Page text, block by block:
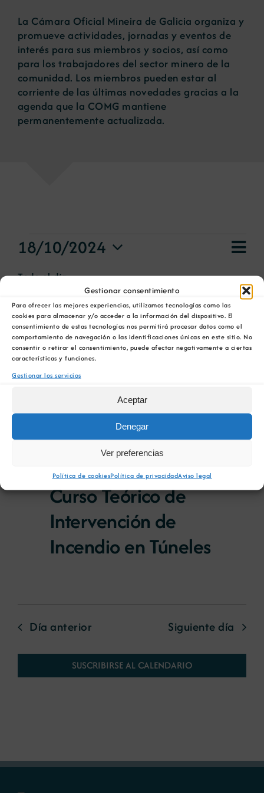
Gestionar consentimiento
Para ofrecer las mejores experiencias, utilizamos tecnologías como las
cookies para almacenar y/o acceder a la información del dispositivo. El
consentimiento de estas tecnologías nos permitirá procesar datos como el
comportamiento de navegación o las identificaciones únicas en este sitio. No
consentir o retirar el consentimiento, puede afectar negativamente a ciertas
características y funciones.
Gestionar los servicios
Aceptar
Denegar
Ver preferencias
Política de cookiesPolítica de privacidadAviso legal
Noticias
Portal de empleo
Contacto
La Cámara Oficial Mineira de Galicia organiza y
promueve actividades, jornadas y eventos de
interés para sus miembros y socios, así como
para los trabajadores del sector minero de la
comunidad. Los miembros pueden estar al
corriente de las últimas novedades gracias a la
agenda que la COMG mantiene
permanentemente actualizada.
Eventos
en
18
de
octubre
00:00
de
Día
18/10/2024
Selecciona
fecha.
Todo el día
Curso Teórico de
Intervención de
Incendio en Túneles
1 de octubre 00:00/31 de octubre
23:59
Curso Teórico de
Intervención de
Incendio en Túneles
1 de octubre 00:00/31 de octubre
23:59
Día anterior Siguiente día
SUSCRIBIRSE AL CALENDARIO